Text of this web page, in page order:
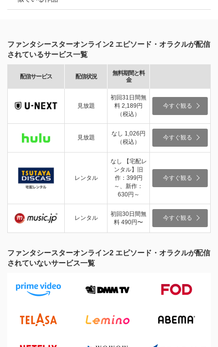
ファンタシースターオンライン2 エピソード・オラクルが配信
されているサービス一覧
配信サービス 配信状況
無料期間と料
金
見放題
初回31日間無
料 2,189円
（税込）
今すぐ観る
見放題
なし 1,026円
（税込）
今すぐ観る
レンタル
なし 【宅配レ
ンタル】旧
作：399円
～、新作：
630円～
今すぐ観る
レンタル
初回30日間無
料 490円〜
今すぐ観る
ファンタシースターオンライン2 エピソード・オラクルが配信
されていないサービス一覧